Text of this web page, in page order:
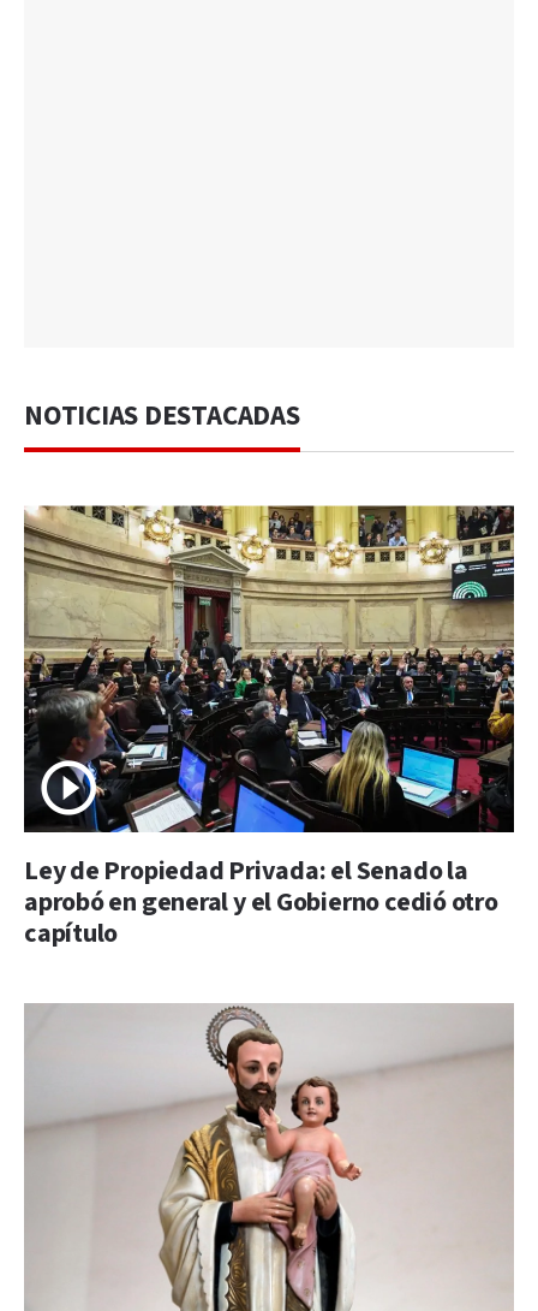
NOTICIAS DESTACADAS
Ley de Propiedad Privada: el Senado la
aprobó en general y el Gobierno cedió otro
capítulo